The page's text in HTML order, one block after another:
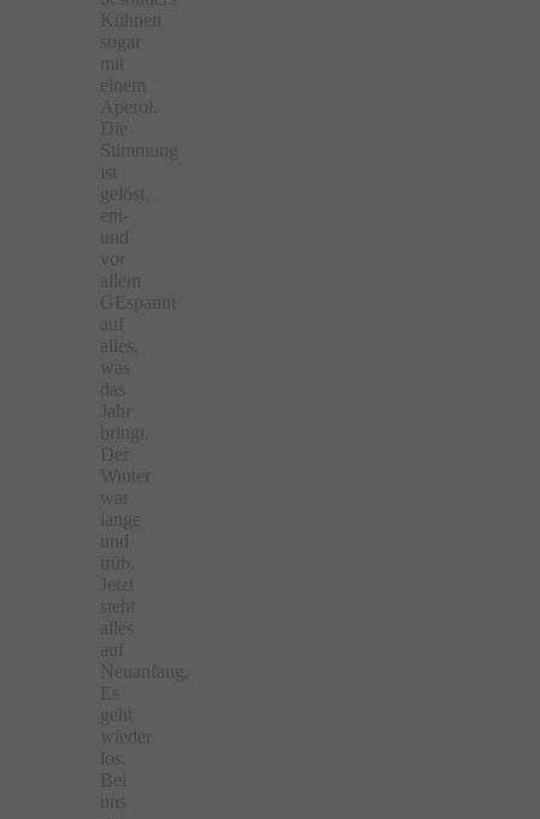
Kühnen
sogar
mit
einem
Aperol.
Die
Stimmung
ist
gelöst,
ent-
und
vor
allem
GEspannt
auf
alles,
was
das
Jahr
bringt.
Der
Winter
war
lange
und
trüb.
Jetzt
steht
alles
auf
Neuanfang.
Es
geht
wieder
los.
Bei
uns